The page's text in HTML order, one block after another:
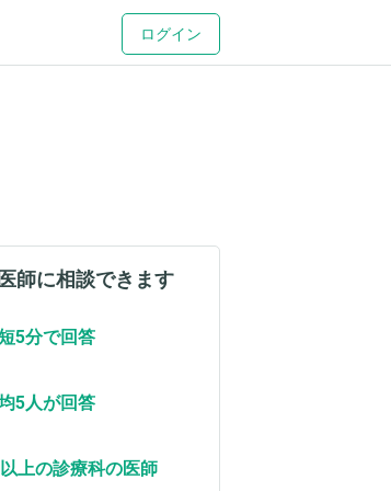
ログイン
師に相談できます
5分で回答
5人が回答
上の診療科の医師